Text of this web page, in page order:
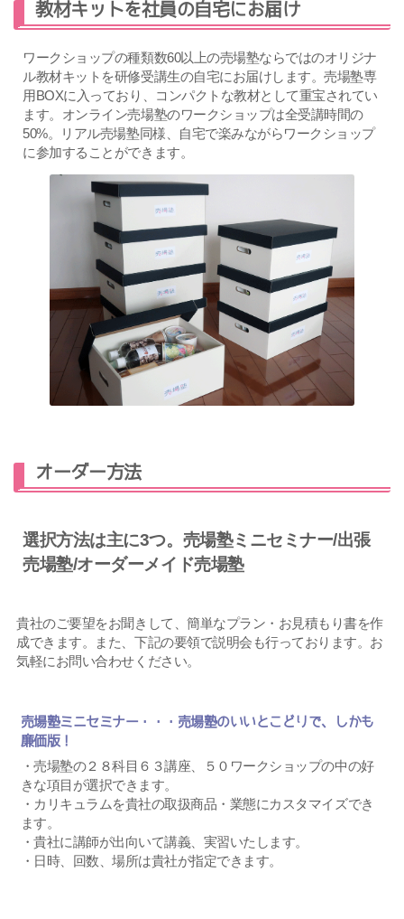
教材キットを社員の自宅にお届け
ワークショップの種類数60以上の売場塾ならではのオリジナ
ル教材キットを研修受講生の自宅にお届けします。売場塾専
用BOXに入っており、コンパクトな教材として重宝されてい
ます。オンライン売場塾のワークショップは全受講時間の
50%。リアル売場塾同様、自宅で楽みながらワークショップ
に参加することができます。
オーダー方法
選択方法は主に3つ。売場塾ミニセミナー/出張
売場塾/オーダーメイド売場塾
貴社のご要望をお聞きして、簡単なプラン・お見積もり書を作
成できます。また、下記の要領で説明会も行っております。お
気軽にお問い合わせください。
売場塾ミニセミナー・・・売場塾のいいとこどりで、しかも
廉価版！
・売場塾の２８科目６３講座、５０ワークショップの中の好
きな項目が選択できます。
・カリキュラムを貴社の取扱商品・業態にカスタマイズでき
ます。
・貴社に講師が出向いて講義、実習いたします。
・日時、回数、場所は貴社が指定できます。